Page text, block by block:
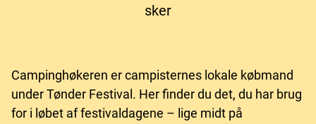
sker
Campinghøkeren er campisternes lokale købmand
under Tønder Festival. Her finder du det, du har brug
for i løbet af festivaldagene – lige midt på